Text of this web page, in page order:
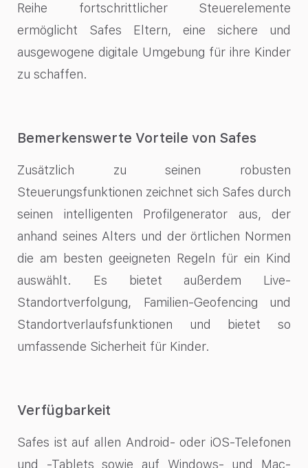
Reihe fortschrittlicher Steuerelemente
ermöglicht Safes Eltern, eine sichere und
ausgewogene digitale Umgebung für ihre Kinder
zu schaffen.
Bemerkenswerte Vorteile von Safes
Zusätzlich zu seinen robusten
Steuerungsfunktionen zeichnet sich Safes durch
seinen intelligenten Profilgenerator aus, der
anhand seines Alters und der örtlichen Normen
die am besten geeigneten Regeln für ein Kind
auswählt. Es bietet außerdem Live-
Standortverfolgung, Familien-Geofencing und
Standortverlaufsfunktionen und bietet so
umfassende Sicherheit für Kinder.
Verfügbarkeit
Safes ist auf allen Android- oder iOS-Telefonen
und -Tablets sowie auf Windows- und Mac-